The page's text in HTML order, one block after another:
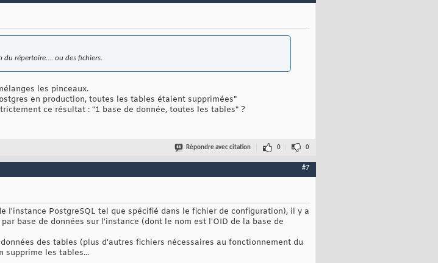
du répertoire.... ou des fichiers.
les pinceaux.
en production, toutes les tables étaient supprimées"
ce résultat : "1 base de donnée, toutes les tables" ?
Répondre avec citation 0 0
#7
l'instance PostgreSQL tel que spécifié dans le fichier de configuration), il y a
base de données sur l'instance (dont le nom est l'OID de la base de
des tables (plus d'autres fichiers nécessaires au fonctionnement du
supprime les tables...